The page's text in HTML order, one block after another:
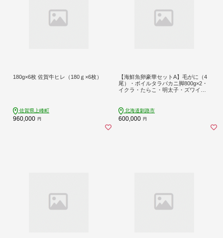
180g×6枚 佐賀牛ヒレ（180ｇ×6枚）
佐賀県上峰町
960,000 円
【海鮮魚卵豪華セットA】毛がに（4
尾）・ボイルタラバカニ脚800g×2・
イクラ・たらこ・明太子・ズワイ蟹
北海道釧路市
600,000 円